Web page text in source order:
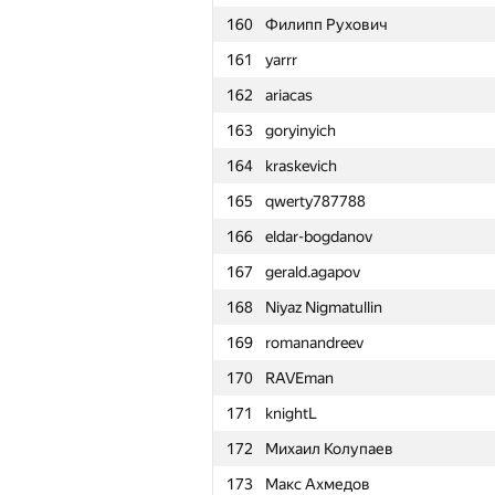
160
Филипп Рухович
161
yarrr
162
ariacas
163
goryinyich
164
kraskevich
165
qwerty787788
166
eldar-bogdanov
167
gerald.agapov
168
Niyaz Nigmatullin
169
romanandreev
170
RAVEman
171
knightL
172
Михаил Колупаев
173
Макс Ахмедов
153
akhtyamovpavel
154
r.vasilets
155
RomaWhite
156
Milanin
157
ballon
158
eatmore
159
enot.1.10
160
Филипп Рухович
161
yarrr
162
ariacas
163
goryinyich
164
kraskevich
165
qwerty787788
166
eldar-bogdanov